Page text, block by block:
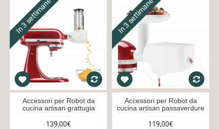
In 3 settimane
Accessori per Robot da
cucina artisan grattugia
139,00€
In 3 settimane
Accessori per Robot da
cucina artisan passaverdure
119,00€